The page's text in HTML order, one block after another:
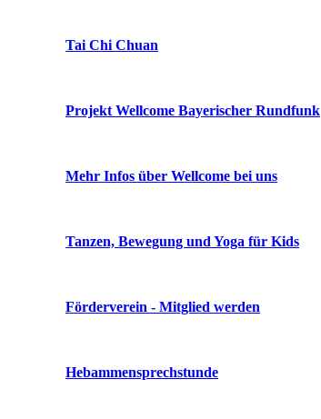
Tai Chi Chuan
Projekt Wellcome Bayerischer Rundfunk
Mehr Infos über Wellcome bei uns
Tanzen, Bewegung und Yoga für Kids
Förderverein - Mitglied werden
Hebammensprechstunde